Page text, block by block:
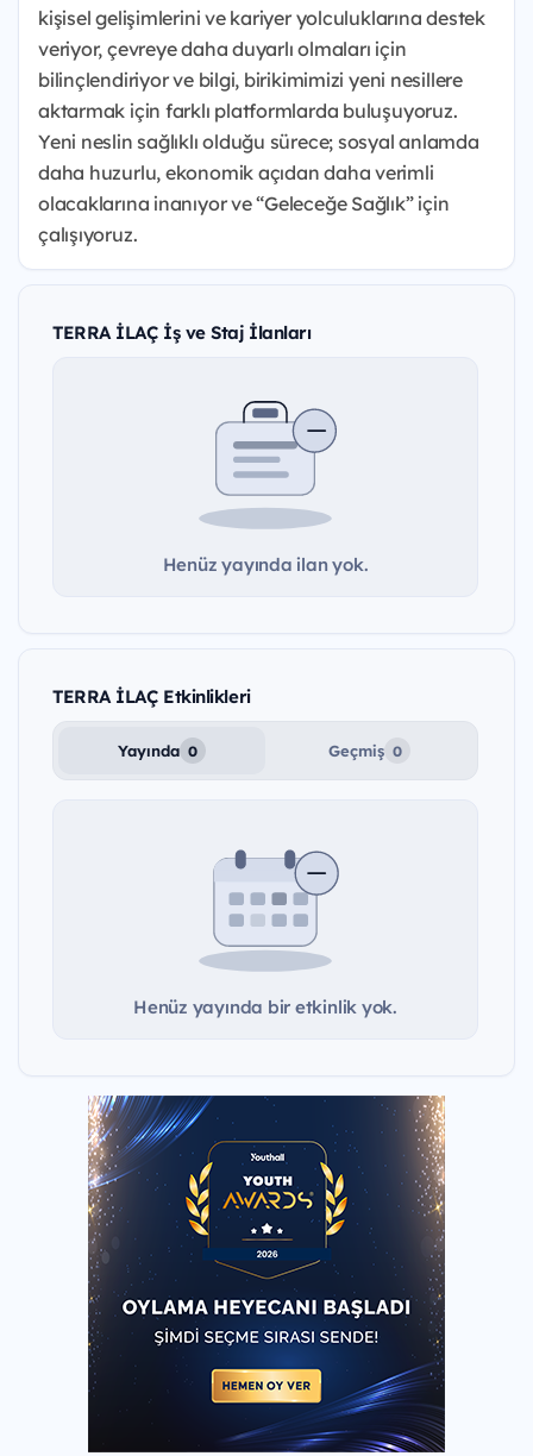
kişisel gelişimlerini ve kariyer yolculuklarına destek
veriyor, çevreye daha duyarlı olmaları için
bilinçlendiriyor ve bilgi, birikimimizi yeni nesillere
aktarmak için farklı platformlarda buluşuyoruz.
Yeni neslin sağlıklı olduğu sürece; sosyal anlamda
daha huzurlu, ekonomik açıdan daha verimli
olacaklarına inanıyor ve “Geleceğe Sağlık” için
çalışıyoruz.
TERRA İLAÇ İş ve Staj İlanları
Henüz yayında ilan yok.
TERRA İLAÇ Etkinlikleri
Yayında 0 Geçmiş 0
Henüz yayında bir etkinlik yok.